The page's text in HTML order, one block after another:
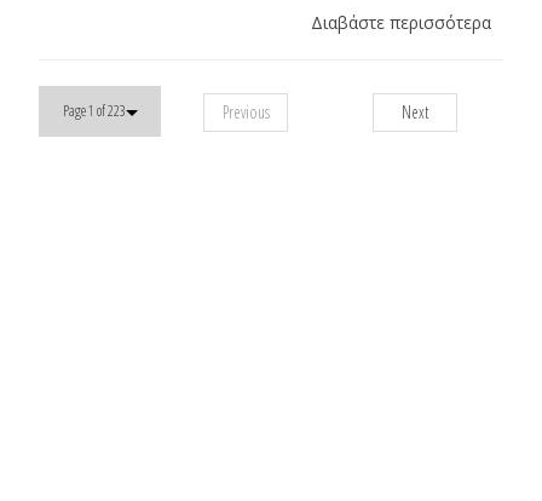
Διαβάστε περισσότερα
Page 1 of 223 Previous Next